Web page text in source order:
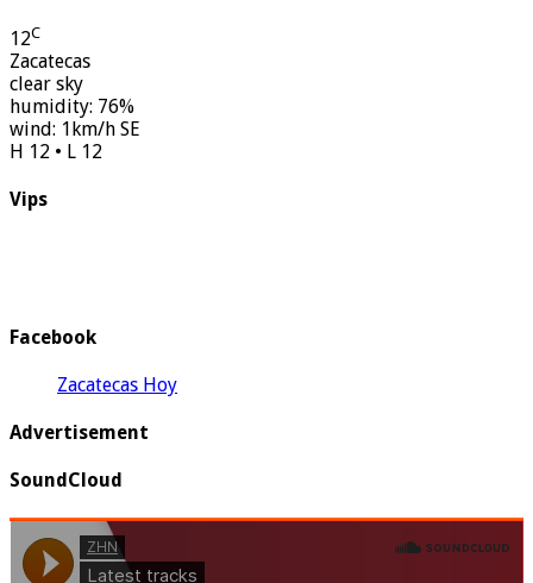
12C
Zacatecas
clear sky
humidity: 76%
wind: 1km/h SE
H 12 • L 12
Vips
Facebook
Zacatecas Hoy
Advertisement
SoundCloud